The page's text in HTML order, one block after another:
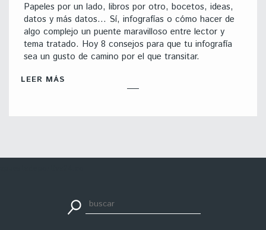
Papeles por un lado, libros por otro, bocetos, ideas,
datos y más datos… Sí, infografías o cómo hacer de
algo complejo un puente maravilloso entre lector y
tema tratado. Hoy 8 consejos para que tu infografía
sea un gusto de camino por el que transitar.
LEER MÁS